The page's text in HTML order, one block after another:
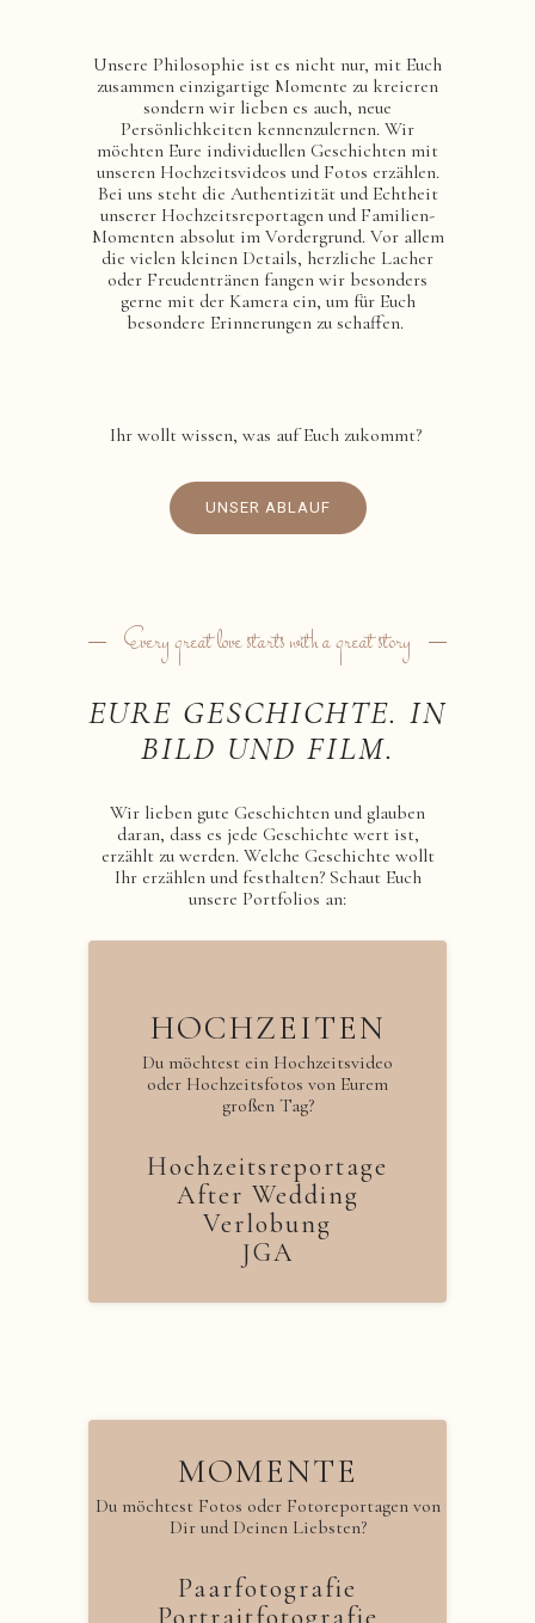
Unsere Philosophie ist es nicht nur, mit Euch
zusammen einzigartige Momente zu kreieren
sondern wir lieben es auch, neue
Persönlichkeiten kennenzulernen. Wir
möchten Eure individuellen Geschichten mit
unseren Hochzeitsvideos und Fotos erzählen.
Bei uns steht die Authentizität und Echtheit
unserer Hochzeitsreportagen und Familien-
Momenten absolut im Vordergrund. Vor allem
die vielen kleinen Details, herzliche Lacher
oder Freudentränen fangen wir besonders
gerne mit der Kamera ein, um für Euch
besondere Erinnerungen zu schaffen.
Ihr wollt wissen, was auf Euch zukommt?
UNSER ABLAUF
Every great love starts with a great story
EURE GESCHICHTE. IN
BILD UND FILM.
Wir lieben gute Geschichten und glauben
daran, dass es jede Geschichte wert ist,
erzählt zu werden. Welche Geschichte wollt
Ihr erzählen und festhalten? Schaut Euch
unsere Portfolios an:
HOCHZEITEN
Du möchtest ein Hochzeitsvideo
oder Hochzeitsfotos von Eurem
großen Tag?
Hochzeitsreportage
After Wedding
Verlobung
JGA
MOMENTE
Du möchtest Fotos oder Fotoreportagen von
Dir und Deinen Liebsten?
Paarfotografie